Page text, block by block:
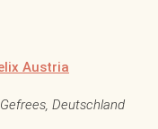
Austria
Deutschland